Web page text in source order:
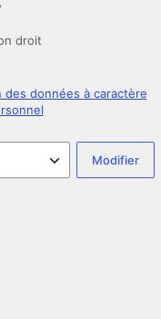
droit
données à caractère